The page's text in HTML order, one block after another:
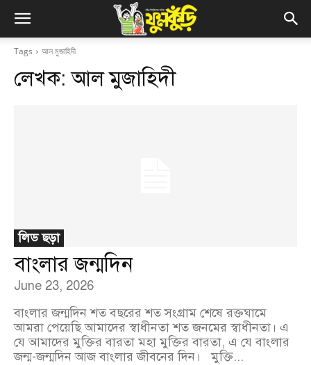
Tags আল মুজাহিদী
লেখক:আল মুজাহিদী
লিড ছড়া
বাংলার জন্মদিন
June 23, 2026
বাংলার জন্মদিন শত বছরের শত সংগ্রাম শেষে রক্তঘামে
আমরা পেয়েছি আমাদের স্বাধীনতা শত জনমের স্বাধীনতা। এ
যে আমাদের মুক্তির বারতা মহা মুক্তির বারতা, এ যে বাংলার
জন্ম-জন্মদিন আজ বাংলার জীবনের দিন। মুক্তি...